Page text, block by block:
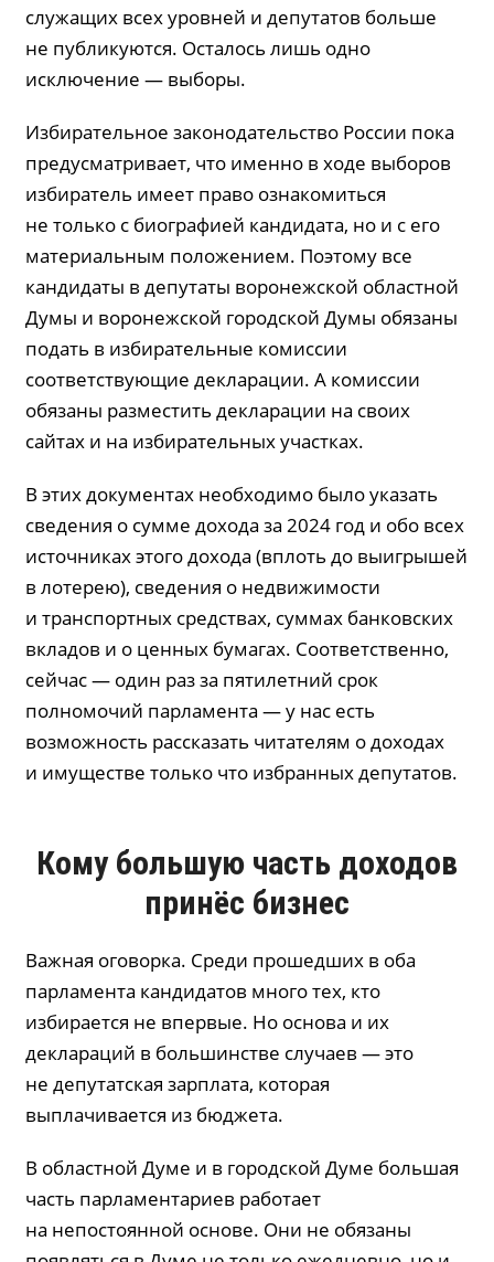
служащих всех уровней и депутатов больше
не публикуются. Осталось лишь одно
исключение — выборы.
Избирательное законодательство России пока
предусматривает, что именно в ходе выборов
избиратель имеет право ознакомиться
не только с биографией кандидата, но и с его
материальным положением. Поэтому все
кандидаты в депутаты воронежской областной
Думы и воронежской городской Думы обязаны
подать в избирательные комиссии
соответствующие декларации. А комиссии
обязаны разместить декларации на своих
сайтах и на избирательных участках.
В этих документах необходимо было указать
сведения о сумме дохода за 2024 год и обо всех
источниках этого дохода (вплоть до выигрышей
в лотерею), сведения о недвижимости
и транспортных средствах, суммах банковских
вкладов и о ценных бумагах. Соответственно,
сейчас — один раз за пятилетний срок
полномочий парламента — у нас есть
возможность рассказать читателям о доходах
и имуществе только что избранных депутатов.
Кому большую часть доходов
принёс бизнес
Важная оговорка. Среди прошедших в оба
парламента кандидатов много тех, кто
избирается не впервые. Но основа и их
деклараций в большинстве случаев — это
не депутатская зарплата, которая
выплачивается из бюджета.
В областной Думе и в городской Думе большая
часть парламентариев работает
на непостоянной основе. Они не обязаны